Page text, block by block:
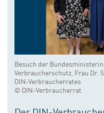
Besuch der
Verbraucherschutz, Frau Dr.
DIN-Verbraucherrates
© DIN-Verbraucherrat